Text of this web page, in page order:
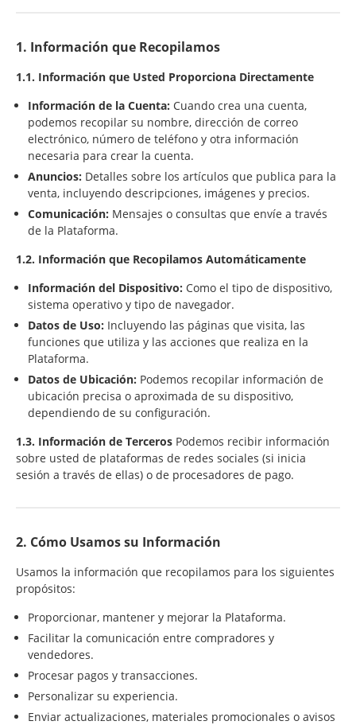
1. Información que Recopilamos
1.1. Información que Usted Proporciona Directamente
Información de la Cuenta: Cuando crea una cuenta,
podemos recopilar su nombre, dirección de correo
electrónico, número de teléfono y otra información
necesaria para crear la cuenta.
Anuncios: Detalles sobre los artículos que publica para la
venta, incluyendo descripciones, imágenes y precios.
Comunicación: Mensajes o consultas que envíe a través
de la Plataforma.
1.2. Información que Recopilamos Automáticamente
Información del Dispositivo: Como el tipo de dispositivo,
sistema operativo y tipo de navegador.
Datos de Uso: Incluyendo las páginas que visita, las
funciones que utiliza y las acciones que realiza en la
Plataforma.
Datos de Ubicación: Podemos recopilar información de
ubicación precisa o aproximada de su dispositivo,
dependiendo de su configuración.
1.3. Información de Terceros Podemos recibir información
sobre usted de plataformas de redes sociales (si inicia
sesión a través de ellas) o de procesadores de pago.
2. Cómo Usamos su Información
Usamos la información que recopilamos para los siguientes
propósitos:
Proporcionar, mantener y mejorar la Plataforma.
Facilitar la comunicación entre compradores y
vendedores.
Procesar pagos y transacciones.
Personalizar su experiencia.
Enviar actualizaciones, materiales promocionales o avisos